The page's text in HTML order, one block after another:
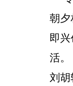
朝夕
即
活。
刘胡